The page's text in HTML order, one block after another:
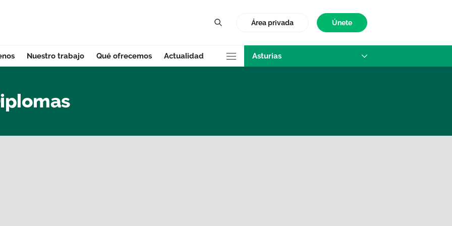
Área privada
Únete
Nuestro trabajo Qué ofrecemos Actualidad Asturias